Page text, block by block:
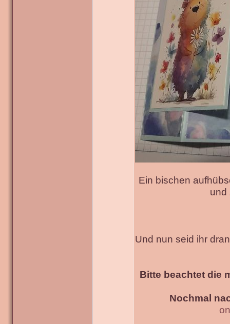
Ein bischen
und
Und nun seid ihr
Bitte beachtet die
Nochmal